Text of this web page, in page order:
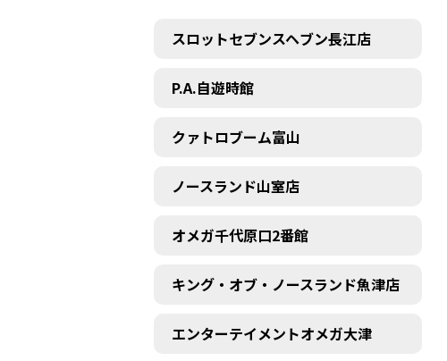
スロットセブンスヘブン長江店
P.A.自遊時館
クァトロブーム富山
ノースランド山室店
オメガ千代原口2番館
キング・オブ・ノースランド魚津店
エンターテイメントオメガ大津